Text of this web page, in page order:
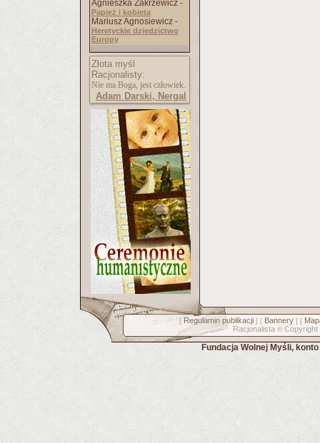
Agnieszka Zakrzewicz -
Papież i kobieta
Mariusz Agnosiewicz -
Heretyckie dziedzictwo
Europy
Złota myśl
Racjonalisty:
Nie ma Boga, jest człowiek.
Adam Darski, Nergal
[ Regulamin publikacji] [ Bannery] [
Racjonalista © Copyright
Fundacja Wolnej Myśli,